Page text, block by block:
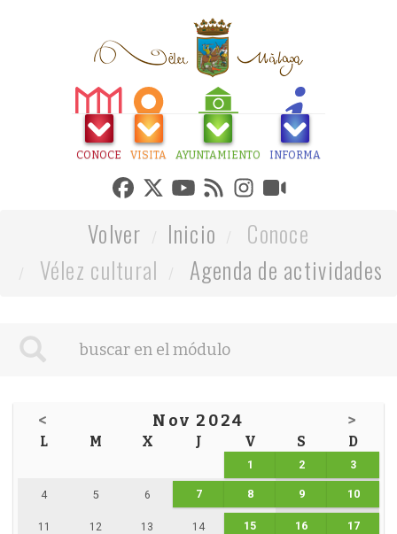
CONOCE VISITA AYUNTAMIENTO INFORMA
Volver Inicio
Conoce
Vélez cultural
Agenda de actividades
< Nov 2024 >
L M X J V S D
1 2 3
4 5 6 7 8 9 10
11 12 13 14 15 16 17